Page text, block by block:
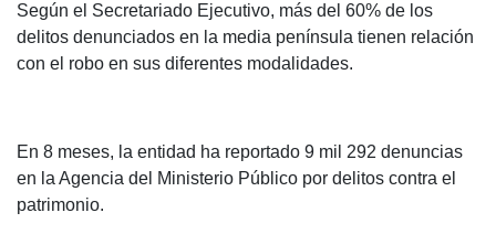
Según el Secretariado Ejecutivo, más del 60% de los
delitos denunciados en la media península tienen relación
con el robo en sus diferentes modalidades.
En 8 meses, la entidad ha reportado 9 mil 292 denuncias
en la Agencia del Ministerio Público por delitos contra el
patrimonio.